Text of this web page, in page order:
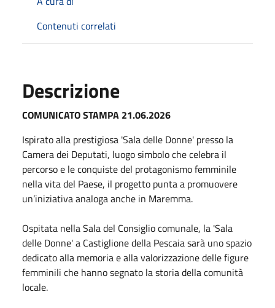
Contenuti correlati
Descrizione
COMUNICATO STAMPA 21.06.2026
Ispirato alla prestigiosa 'Sala delle Donne' presso la
Camera dei Deputati, luogo simbolo che celebra il
percorso e le conquiste del protagonismo femminile
nella vita del Paese, il progetto punta a promuovere
un’iniziativa analoga anche in Maremma.
Ospitata nella Sala del Consiglio comunale, la 'Sala
delle Donne' a Castiglione della Pescaia sarà uno spazio
dedicato alla memoria e alla valorizzazione delle figure
femminili che hanno segnato la storia della comunità
locale.